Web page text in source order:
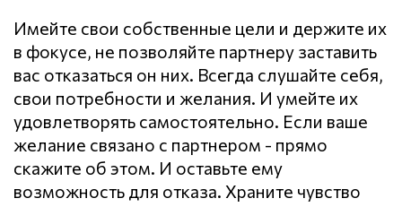
Имейте свои собственные цели и держите их
в фокусе, не позволяйте партнеру заставить
вас отказаться он них. Всегда слушайте себя,
свои потребности и желания. И умейте их
удовлетворять самостоятельно. Если ваше
желание связано с партнером - прямо
скажите об этом. И оставьте ему
возможность для отказа. Храните чувство